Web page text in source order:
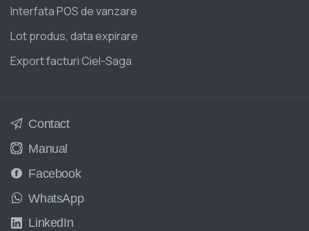
Interfata POS de vanzare
Lot produs, data expirare
Export facturi Ciel-Saga
Contact
Manual
Facebook
WhatsApp
LinkedIn